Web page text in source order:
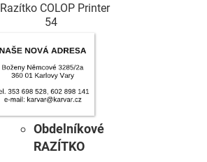
Razítko COLOP Printer
54
Obdelníkové
RAZÍTKO